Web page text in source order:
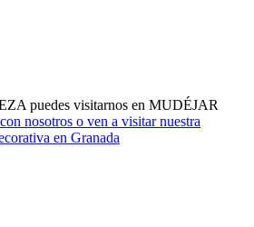
puedes visitarnos en MUDÉJAR
nosotros o ven a visitar nuestra
en Granada